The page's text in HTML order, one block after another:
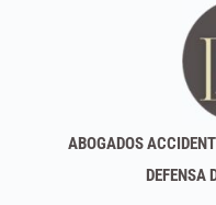
ABOGADOS
DEFENSA